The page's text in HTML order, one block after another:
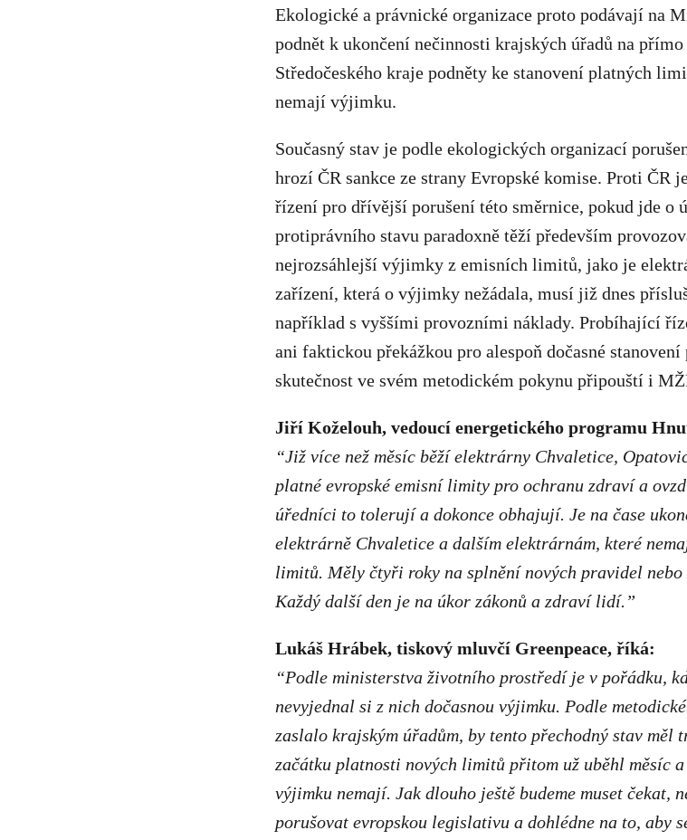
Ekologické a právnické organizace proto podávají na
podnět k ukončení nečinnosti krajských úřadů na
Středočeského kraje podněty ke stanovení platných
nemají výjimku.
Současný stav je podle ekologických organizací
hrozí ČR sankce ze strany Evropské komise. Proti ČR
řízení pro dřívější porušení této směrnice, pokud jde o
protiprávního stavu paradoxně těží především
nejrozsáhlejší výjimky z emisních limitů, jako je
zařízení, která o výjimky nežádala, musí již dnes
například s vyššími provozními náklady. Probíhající
ani faktickou překážkou pro alespoň dočasné
skutečnost ve svém metodickém pokynu připouští i
Jiří Koželouh, vedoucí energetického programu
“Již více než měsíc běží elektrárny Chvaletice,
platné evropské emisní limity pro ochranu zdraví a
úředníci to tolerují a dokonce obhajují. Je na čase
elektrárně Chvaletice a dalším elektrárnám, které
limitů. Měly čtyři roky na splnění nových pravidel nebo
Každý další den je na úkor zákonů a zdraví lidí.”
Lukáš Hrábek, tiskový mluvčí Greenpeace, říká:
“Podle ministerstva životního prostředí je v pořádku,
nevyjednal si z nich dočasnou výjimku. Podle
zaslalo krajským úřadům, by tento přechodný stav měl
začátku platnosti nových limitů přitom už uběhl měsíc
výjimku nemají. Jak dlouho ještě budeme muset čekat,
porušovat evropskou legislativu a dohlédne na to, aby